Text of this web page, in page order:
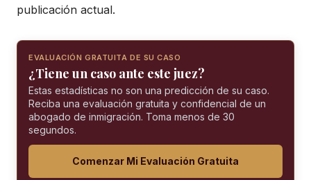
publicación actual.
EVALUACIÓN GRATUITA DE SU CASO
¿Tiene un caso ante este juez?
Estas estadísticas no son una predicción de su caso.
Reciba una evaluación gratuita y confidencial de un
abogado de inmigración. Toma menos de 30
segundos.
Comenzar Mi Evaluación Gratuita